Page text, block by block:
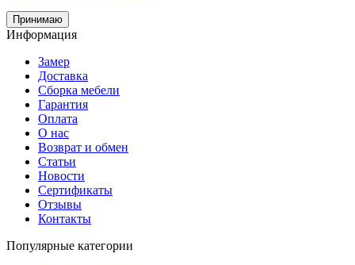
Принимаю
Информация
Замер
Доставка
Сборка мебели
Гарантия
Оплата
О нас
Возврат и обмен
Статьи
Новости
Сертификаты
Отзывы
Контакты
Популярные категории